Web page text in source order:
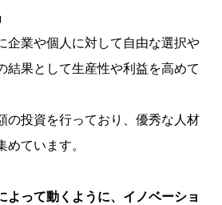
企業や個人に対して自由な選択や
結果として生産性や利益を高めて
の投資を行っており、優秀な人材
ています。
よって動くように、イノベーショ